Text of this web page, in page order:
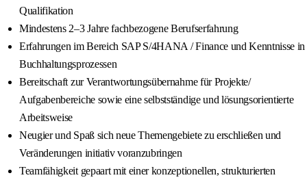
Qualifikation
Mindestens 2–3 Jahre fachbezogene Berufserfahrung
Erfahrungen im Bereich SAP S/4HANA / Finance und Kenntnisse in
Buchhaltungsprozessen
Bereitschaft zur Verantwortungsübernahme für Projekte/
Aufgabenbereiche sowie eine selbstständige und lösungsorientierte
Arbeitsweise
Neugier und Spaß sich neue Themengebiete zu erschließen und
Veränderungen initiativ voranzubringen
Teamfähigkeit gepaart mit einer konzeptionellen, strukturierten